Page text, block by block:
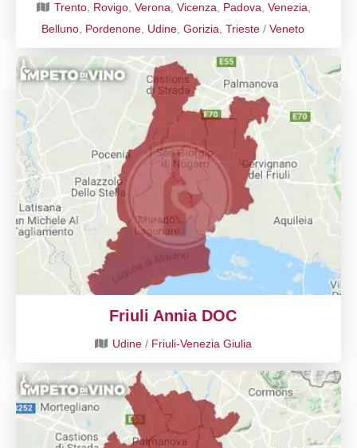
Trento, Rovigo, Verona Vicenza Padova Venezia
Belluno, Pordenone, Udine, Gorizia Trieste/ Veneto
Friuli Annia DOC
Udine / Friuli-Venezia Giulia